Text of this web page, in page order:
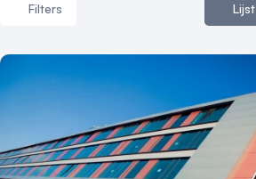
Filters Lijst
Aantal zalen
6 - 10 zalen
10 of meer zalen